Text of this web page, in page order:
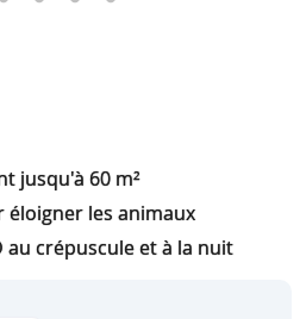
jusqu'à 60 m²
les animaux
au crépuscule et à la nuit